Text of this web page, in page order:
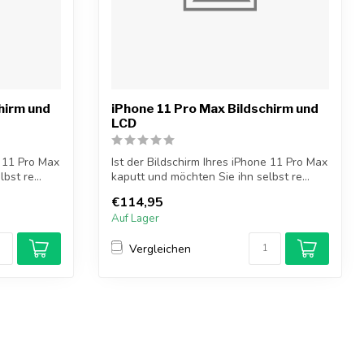
und
Pro Max
re...
iPhone 11 Pro Max Bildschirm und
LCD
Ist der Bildschirm Ihres iPhone 11 Pro Max
kaputt und möchten Sie ihn selbst re...
€114,95
Auf Lager
Vergleichen